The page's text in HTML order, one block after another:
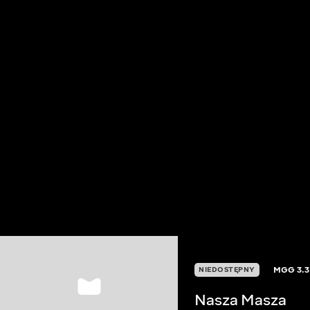
NIEDOSTĘPNY MGG3.3
Nasza Masza